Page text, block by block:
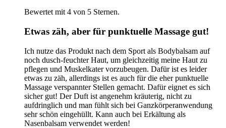
Bewertet mit 4 von 5 Sternen.
Etwas zäh, aber für punktuelle Massage gut!
Ich nutze das Produkt nach dem Sport als Bodybalsam auf
noch dusch-feuchter Haut, um gleichzeitig meine Haut zu
pflegen und Muskelkater vorzubeugen. Dafür ist es leider
etwas zu zäh, allerdings ist es auch für die eher punktuelle
Massage verspannter Stellen gemacht. Dafür eignet es sich
sicher gut! Der Duft ist angenehm kräuterig, nicht zu
aufdringlich und man fühlt sich bei Ganzkörperanwendung
sehr schön eingehüllt. Kann auch bei Erkältung als
Nasenbalsam verwendet werden!